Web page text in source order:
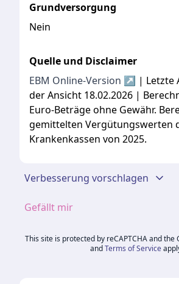
Grundversorgung
Nein
Quelle und Disclaimer
EBM Online-Version ↗ | Letzte
der Ansicht 18.02.2026 |
Euro-Beträge ohne Gewähr.
gemittelten Vergütungswerten
Krankenkassen von 2025.
Verbesserung vorschlagen
Gefällt mir
This site is protected by reCAPTCHA and the
and Terms of Service